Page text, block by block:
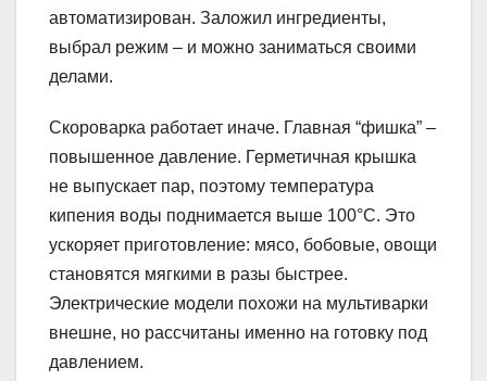
автоматизирован. Заложил ингредиенты,
выбрал режим – и можно заниматься своими
делами.
Скороварка работает иначе. Главная “фишка” –
повышенное давление. Герметичная крышка
не выпускает пар, поэтому температура
кипения воды поднимается выше 100°C. Это
ускоряет приготовление: мясо, бобовые, овощи
становятся мягкими в разы быстрее.
Электрические модели похожи на мультиварки
внешне, но рассчитаны именно на готовку под
давлением.